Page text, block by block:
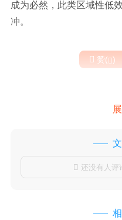
成为必然，此类区域性低
冲。
 赞()
 还没有人评